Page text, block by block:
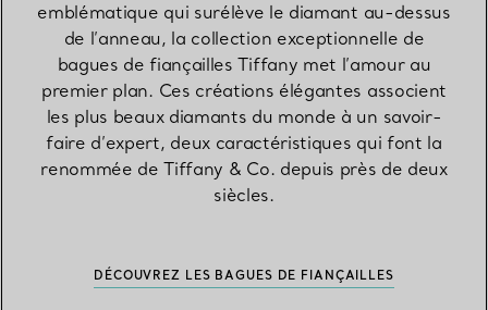
emblématique qui surélève le diamant au-dessus
de l’anneau, la collection exceptionnelle de
bagues de fiançailles Tiffany met l’amour au
premier plan. Ces créations élégantes associent
les plus beaux diamants du monde à un savoir-
faire d’expert, deux caractéristiques qui font la
renommée de Tiffany & Co. depuis près de deux
siècles.
DÉCOUVREZ LES BAGUES DE FIANÇAILLES